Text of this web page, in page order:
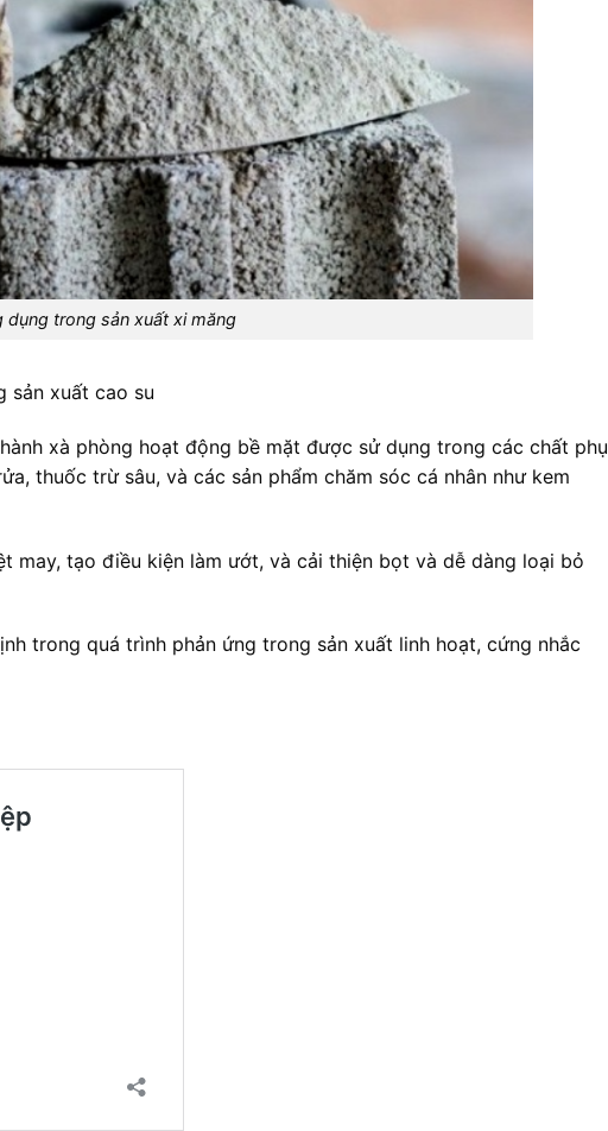
dụng trong sản xuất xi măng
sản xuất cao su
xà phòng hoạt động bề mặt được sử dụng trong các chất phụ
thuốc trừ sâu, và các sản phẩm chăm sóc cá nhân như kem
may, tạo điều kiện làm ướt, và cải thiện bọt và dễ dàng loại bỏ
trong quá trình phản ứng trong sản xuất linh hoạt, cứng nhắc